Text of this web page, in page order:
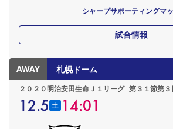
シャープサポーティングマ
試合情報
AWAY 札幌ドーム
２０２０明治安田生命Ｊ１リーグ 第３１節第３
12.5 土 14:01